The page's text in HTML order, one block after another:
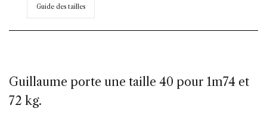
Guide des tailles
Guillaume porte une taille 40 pour 1m74 et
72 kg.